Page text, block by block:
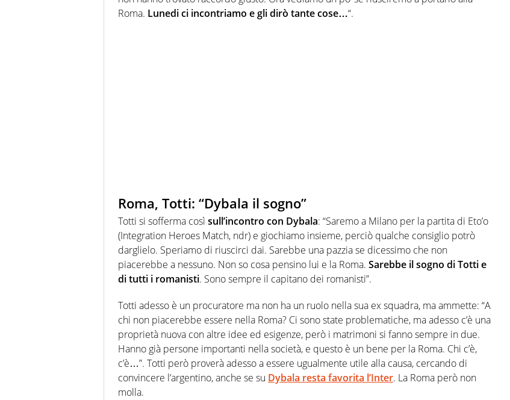
Roma. Lunedi ci incontriamo e gli dirò tante cose…“.
Roma, Totti: “Dybala il sogno”
Totti si sofferma così sull’incontro con Dybala: “Saremo a Milano per la partita di Eto’o
(Integration Heroes Match, ndr) e giochiamo insieme, perciò qualche consiglio potrò
darglielo. Speriamo di riuscirci dai. Sarebbe una pazzia se dicessimo che non
piacerebbe a nessuno. Non so cosa pensino lui e la Roma. Sarebbe il sogno di Totti e
di tutti i romanisti. Sono sempre il capitano dei romanisti”.
Totti adesso è un procuratore ma non ha un ruolo nella sua ex squadra, ma ammette: “A
chi non piacerebbe essere nella Roma? Ci sono state problematiche, ma adesso c’è una
proprietà nuova con altre idee ed esigenze, però i matrimoni si fanno sempre in due.
Hanno già persone importanti nella società, e questo è un bene per la Roma. Chi c’è,
c’è…”. Totti però proverà adesso a essere ugualmente utile alla causa, cercando di
convincere l’argentino, anche se su Dybala resta favorita l’Inter. La Roma però non
molla.